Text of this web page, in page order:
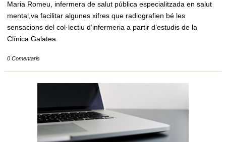
Maria Romeu, infermera de salut pública especialitzada en salut
mental,va facilitar algunes xifres que radiografien bé les
sensacions del col·lectiu d’infermeria a partir d’estudis de la
Clínica Galatea.
0 Comentaris